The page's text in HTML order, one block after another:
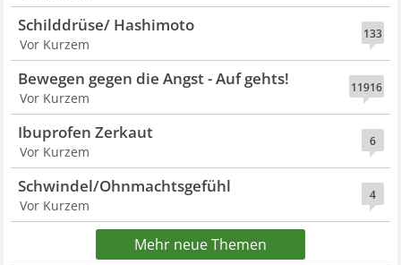
133
Schilddrüse/ Hashimoto
Vor Kurzem
11916
Bewegen gegen die Angst - Auf gehts!
Vor Kurzem
6
Ibuprofen Zerkaut
Vor Kurzem
4
Schwindel/Ohnmachtsgefühl
Vor Kurzem
Mehr neue Themen